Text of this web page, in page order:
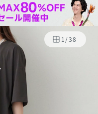
1/38